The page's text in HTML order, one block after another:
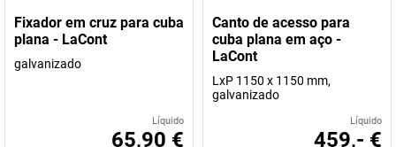
Fixador em cruz para cuba
plana - LaCont
galvanizado
Líquido
65,90 €
Canto de acesso para
cuba plana em aço -
LaCont
LxP 1150 x 1150 mm,
galvanizado
Líquido
459,- €